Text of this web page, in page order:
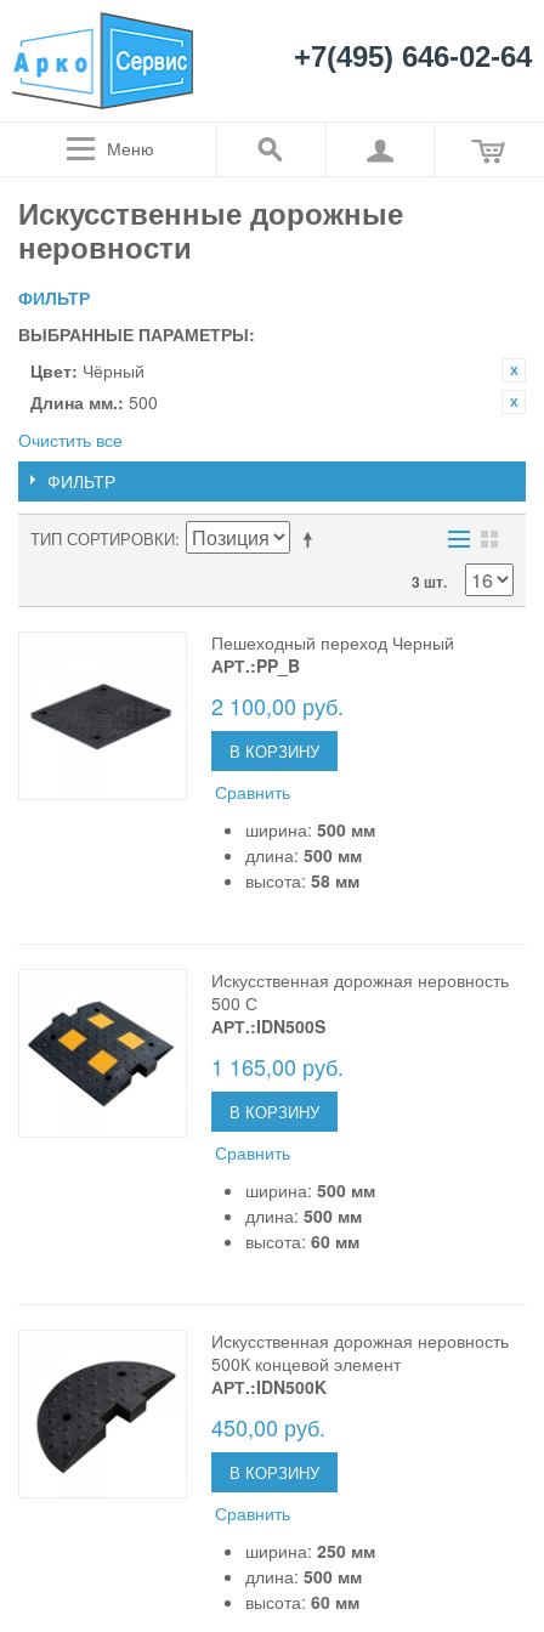
+7(495) 646-02-64
Меню
Искусственные дорожные
неровности
ФИЛЬТР
ВЫБРАННЫЕ ПАРАМЕТРЫ:
Цвет: Чёрный
Длина мм.: 500
Очистить все
ФИЛЬТР
ТИП СОРТИРОВКИ
3 шт.
Пешеходный переход Черный
АРТ.:PP_B
2 100,00 руб.
В КОРЗИНУ
Сравнить
ширина:500 мм
длина:500 мм
высота:58 мм
Искусственная дорожная неровность
500 С
АРТ.:IDN500S
1 165,00 руб.
В КОРЗИНУ
Сравнить
ширина:500 мм
длина:500 мм
высота:60 мм
Искусственная дорожная неровность
500К концевой элемент
АРТ.:IDN500K
450,00 руб.
В КОРЗИНУ
Сравнить
ширина:250 мм
длина:500 мм
высота:60 мм